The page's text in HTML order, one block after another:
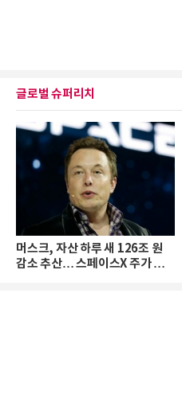
글로벌 슈퍼리치
머스크, 자산 하루 새 126조 원
감소 추산… 스페이스X 주가 하